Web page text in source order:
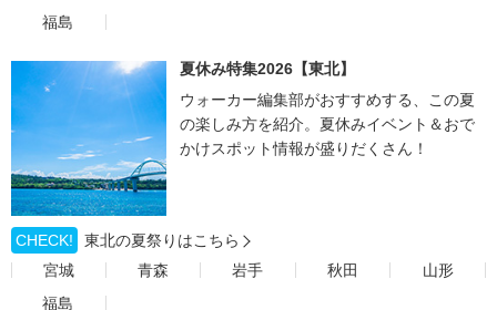
福島
夏休み特集2026【東北】
ウォーカー編集部がおすすめする、この夏
の楽しみ方を紹介。夏休みイベント＆おで
かけスポット情報が盛りだくさん！
CHECK!
東北の夏祭りはこちら
宮城
青森 岩手 秋田
山形
福島